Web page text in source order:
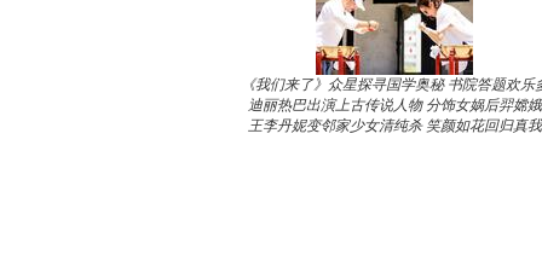
《我们来了》众星探寻国学奥秘 书院答题欢乐
迪丽热巴出演上古传说人物 分饰女娲后羿嫦娥
王李丹妮变邻家少女清纯杀 笑颜如花回归真我